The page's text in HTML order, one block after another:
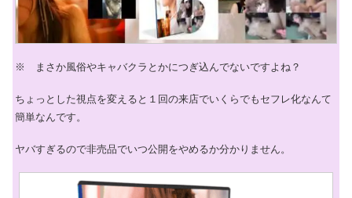
※ まさか風俗やキャバクラとかにつぎ込んでないですよね？
ちょっとした視点を変えると１回の来店でいくらでもセフレ化なんて
簡単なんです。
ヤバすぎるので非売品でいつ公開をやめるか分かりません。